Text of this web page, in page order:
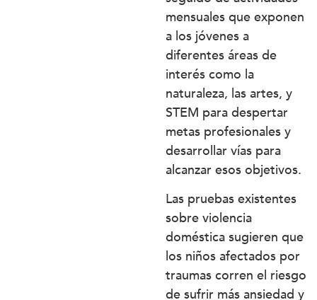
mensuales que exponen
a los jóvenes a
diferentes áreas de
interés como la
naturaleza, las artes, y
STEM para despertar
metas profesionales y
desarrollar vías para
alcanzar esos objetivos.
Las pruebas existentes
sobre violencia
doméstica sugieren que
los niños afectados por
traumas corren el riesgo
de sufrir más ansiedad y